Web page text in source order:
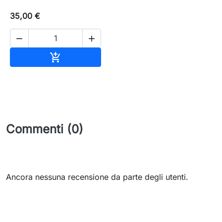
35,00 €
 

Commenti (0)
Ancora nessuna recensione da parte degli utenti.